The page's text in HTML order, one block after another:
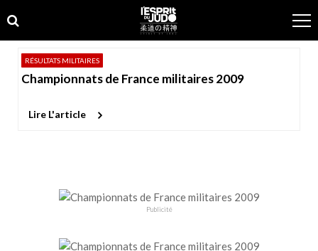
to
navigation
to
content
RÉSULTATS MILITAIRES
Championnats de France militaires 2009
Lire L'article
Publicité